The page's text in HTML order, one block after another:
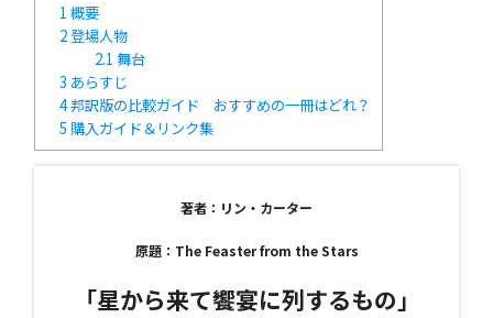
1 概要
2登場人物
2.1 舞台
3 あらすじ
4邦訳版の比較ガイド おすすめの一冊はどれ？
5 購入ガイド＆リンク集
著者：リン・カーター
原題：The Feaster from the Stars
「星から来て饗宴に列するもの」